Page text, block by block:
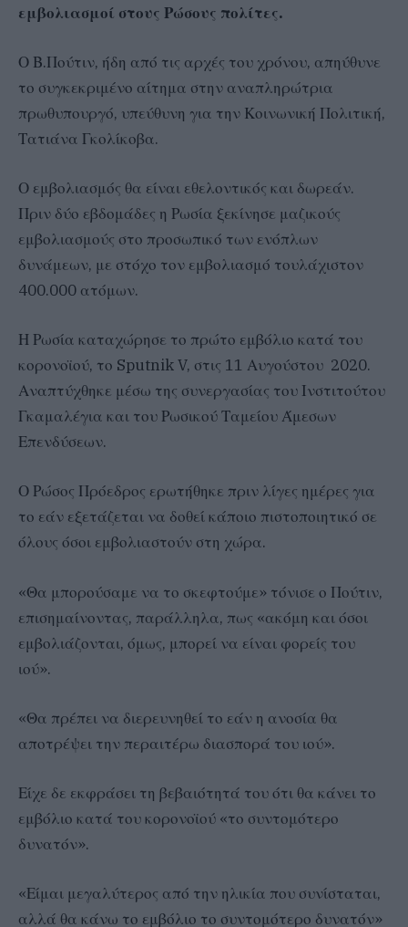
εμβολιασμοί στους Ρώσους πολίτες.
Ο Β.Πούτιν, ήδη από τις αρχές του χρόνου, απηύθυνε
το συγκεκριμένο αίτημα στην αναπληρώτρια
πρωθυπουργό, υπεύθυνη για την Κοινωνική Πολιτική,
Τατιάνα Γκολίκοβα.
Ο εμβολιασμός θα είναι εθελοντικός και δωρεάν.
Πριν δύο εβδομάδες η Ρωσία ξεκίνησε μαζικούς
εμβολιασμούς στο προσωπικό των ενόπλων
δυνάμεων, με στόχο τον εμβολιασμό τουλάχιστον
400.000 ατόμων.
Η Ρωσία καταχώρησε το πρώτο εμβόλιο κατά του
κορονοϊού, το Sputnik V, στις 11 Αυγούστου 2020.
Αναπτύχθηκε μέσω της συνεργασίας του Ινστιτούτου
Γκαμαλέγια και του Ρωσικού Ταμείου Άμεσων
Επενδύσεων.
Ο Ρώσος Πρόεδρος ερωτήθηκε πριν λίγες ημέρες για
το εάν εξετάζεται να δοθεί κάποιο πιστοποιητικό σε
όλους όσοι εμβολιαστούν στη χώρα.
«Θα μπορούσαμε να το σκεφτούμε» τόνισε ο Πούτιν,
επισημαίνοντας, παράλληλα, πως «ακόμη και όσοι
εμβολιάζονται, όμως, μπορεί να είναι φορείς του
ιού».
«Θα πρέπει να διερευνηθεί το εάν η ανοσία θα
αποτρέψει την περαιτέρω διασπορά του ιού».
Είχε δε εκφράσει τη βεβαιότητά του ότι θα κάνει το
εμβόλιο κατά του κορονοϊού «το συντομότερο
δυνατόν».
«Είμαι μεγαλύτερος από την ηλικία που συνίσταται,
αλλά θα κάνω το εμβόλιο το συντομότερο δυνατόν»